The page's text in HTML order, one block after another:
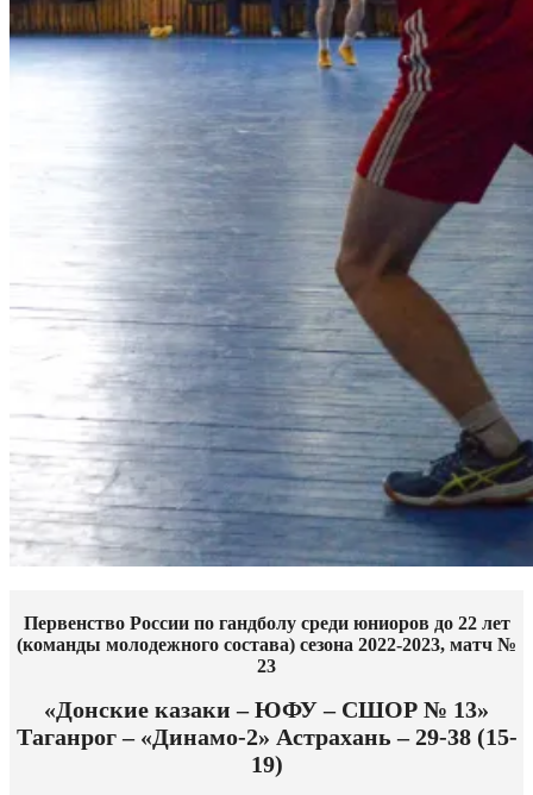
Первенство России по гандболу среди юниоров до 22 лет
(команды молодежного состава) сезона 2022-2023, матч №
23
«Донские казаки – ЮФУ – СШОР № 13»
Таганрог – «Динамо-2» Астрахань – 29-38 (15-
19)